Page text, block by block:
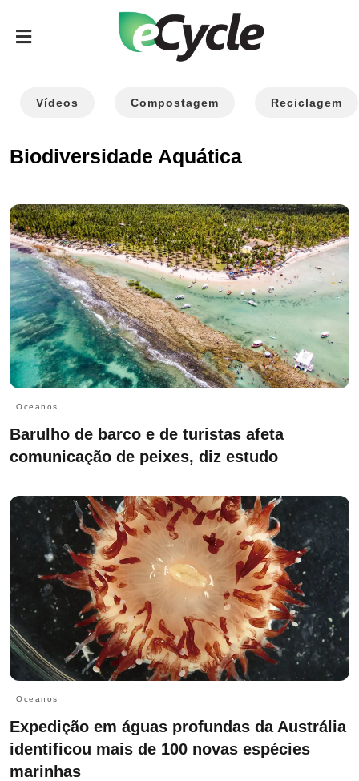
Vídeos Compostagem Reciclagem
Biodiversidade Aquática
Oceanos
Barulho de barco e de turistas afeta
comunicação de peixes, diz estudo
Oceanos
Expedição em águas profundas da Austrália
identificou mais de 100 novas espécies
marinhas